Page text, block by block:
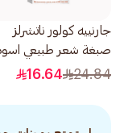
جارنييه كولور ناتشرلز
صبغة شعر طبيعي
رقم 0.1 1قطعة
24.84
16.64